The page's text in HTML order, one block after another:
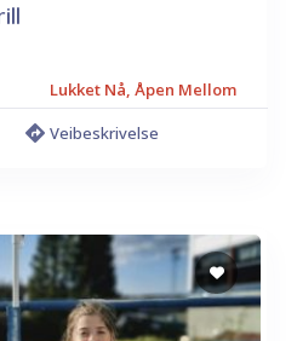
Lukket Nå, Åpen Mellom
Veibeskrivelse